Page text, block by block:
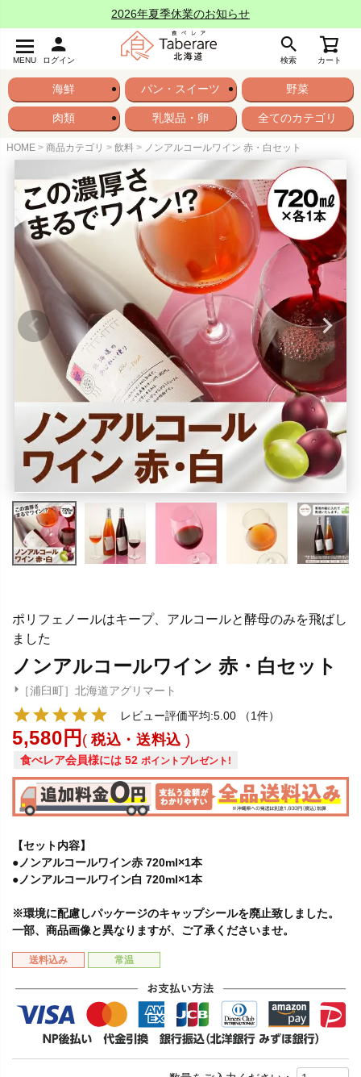
2026年夏季休業のお知らせ
MENU ログイン 検索 カート
海鮮 パン・スイーツ 野菜
肉類 乳製品・卵 全てのカテゴリ
HOME 商品カテゴリ 飲料 ノンアルコールワイン 赤・白セット
ポリフェノールはキープ、アルコールと酵母のみを飛ばし
ました
ノンアルコールワイン 赤・白セット
［浦臼町］北海道アグリマート
レビュー評価平均:5.00
（1件）
5,580 税込・送料込
食べレア会員様には 52 ポイントプレゼント!
【セット内容】
●ノンアルコールワイン赤 720ml×1本
●ノンアルコールワイン白 720ml×1本
※環境に配慮しパッケージのキャップシールを廃止致しました。
一部、商品画像と異なりますが、ご了承くださいませ。
送料込み 常温